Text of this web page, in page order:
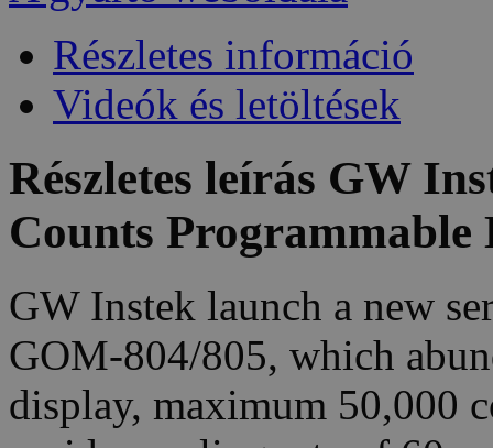
Részletes információ
Videók és letöltések
Részletes leírás GW
Counts
GW Instek launch a new
GOM-804/805, which
display, maximum 50,000